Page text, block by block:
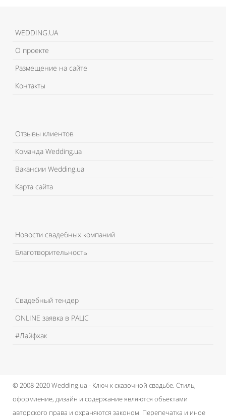
WEDDING.UA
О проекте
Размещение на сайте
Контакты
Отзывы клиентов
Команда Wedding.ua
Вакансии Wedding.ua
Карта сайта
Новости свадебных компаний
Благотворительность
Свадебный тендер
ONLINE заявка в РАЦС
#Лайфхак
© 2008-2020 Wedding.ua - Ключ к сказочной свадьбе. Стиль,
оформление, дизайн и содержание являются объектами
авторского права и охраняются законом. Перепечатка и иное